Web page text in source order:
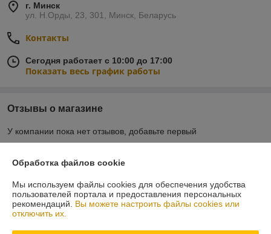
г. Минск
ул. Н.Орды, 23, 301, Минск, Беларусь
Контакты
Сегодня работает с 10:00 до 17:00
Показать весь график работы
Отзывы о магазине
У компании пока нет отзывов, добавьте первый
О нас
Контакты
Обработка файлов cookie
Мы используем файлы cookies для обеспечения удобства
пользователей портала и предоставления персональных
рекомендаций. Вы можете настроить файлы cookies или
отключить их.